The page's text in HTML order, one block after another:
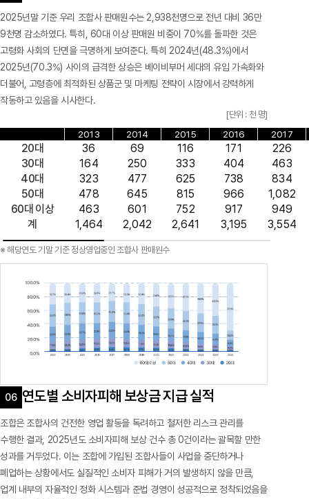
2025년말 기준 우리 조합사 판매원수는 2,938천명으로 전년 대비 36만
9천명 감소하였다. 특히, 60대 이상 판매원 비중이 70%를 돌파한 것은
고령화 사회의 단면을 극명하게 보여준다. 특히 2024년(48.3%)에서
2025년(70.3%) 사이의 급격한 상승은 베이비부머 세대의 유입 가속화와
더불어, 고령층에 최적화된 상품군 및 마케팅 전략이 시장에서 강력하게
작동하고 있음을 시사한다.
[단위 : 천 명]
2013 2014 2015 2016 2017
20대 36 69 116 171
226
30대
164 250 333 404
463
40대
323 477 625 738
834
50대
478 645 815 966
1,082
60대 이상
463 601 752 917
949
계
1,464 2,042 2,641 3,195 3,554
※ 해당연도 기말 기준 정상영업중인 조합사 판매원수
연도별 소비자피해 보상금 지급 실적
조합은 조합사의 건전한 영업 활동을 독려하고 철저한 리스크 관리를
수행한 결과, 2025년도 소비자피해 보상 건수 총 0건이라는 괄목할 만한
성과를 거두었다. 이는 조합에 가입된 조합사들이 사업을 중단하거나
폐업하는 상황에서도 실질적인 소비자 피해가 거의 발생하지 않을 만큼,
업계 내부의 자율적인 정화 시스템과 준법 경영이 성공적으로 정착되었음을